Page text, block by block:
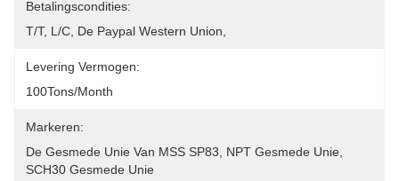
Betalingscondities:
T/T, L/C, De Paypal Western Union,
Levering Vermogen:
100Tons/Month
Markeren:
De Gesmede Unie Van MSS SP83
NPT Gesmede Unie
SCH30 Gesmede Unie